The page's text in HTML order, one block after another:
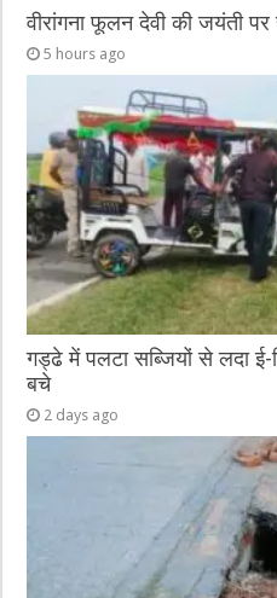
वीरांगना फूलन देवी की जयंती पर
5 hours ago
गड्ढे में पलटा सब्जियों से लदा
बचे
2 days ago